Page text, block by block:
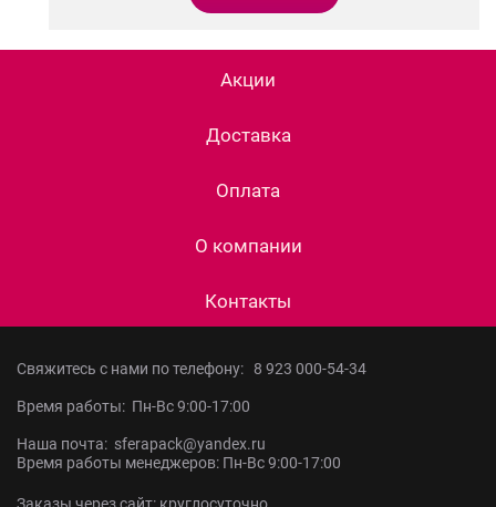
Акции
Доставка
Оплата
О компании
Контакты
Свяжитесь с нами по телефону: 8 923 000-54-34
Время работы: Пн-Вс 9:00-17:00
Наша почта: sferapack@yandex.ru
Время работы менеджеров: Пн-Вс 9:00-17:00
Заказы через сайт: круглосуточно